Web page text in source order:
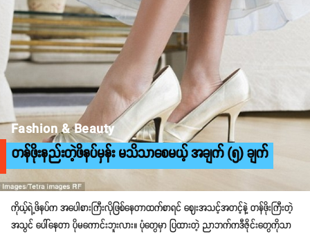
Fashion & Beauty
တန်ဖိုးနည်းတဲ့ဖိနပ်မှန်း မသိသာစေမယ့် အချက် (၅) ချက်
ကိုယ့်ရဲ့ဖိနပ်က အပေါစားကြီးလိုဖြစ်နေတာထက်စာရင် ဈေးအသင့်အတင့်နဲ့ တန်ဖိုးကြီးတဲ့
အသွင် ပေါ်နေတာ ပိုမကောင်းဘူးလား။ ပုံတွေမှာ ပြထားတဲ့ ညာဘက်ကဒီဇိုင်းတွေကိုသာ